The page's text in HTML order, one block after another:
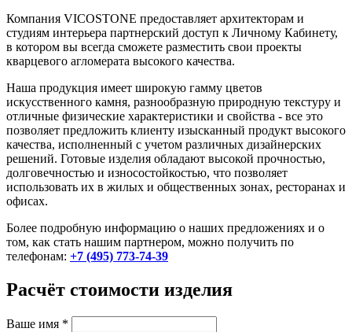
Компания VICOSTONE предоставляет архитекторам и
студиям интерьера партнерский доступ к Личному Кабинету,
в котором вы всегда сможете разместить свои проекты
кварцевого агломерата высокого качества.
Наша продукция имеет широкую гамму цветов
искусственного камня, разнообразную природную текстуру и
отличные физические характеристики и свойства - все это
позволяет предложить клиенту изысканный продукт высокого
качества, исполненный с учетом различных дизайнерских
решений. Готовые изделия обладают высокой прочностью,
долговечностью и износостойкостью, что позволяет
использовать их в жилых и общественных зонах, ресторанах и
офисах.
Более подробную информацию о наших предложениях и о
том, как стать нашим партнером, можно получить по
телефонам: +7 (495) 773-74-39
Расчёт стоимости изделия
Ваше имя *